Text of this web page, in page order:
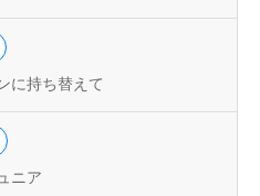
に持ち替えて
ニア